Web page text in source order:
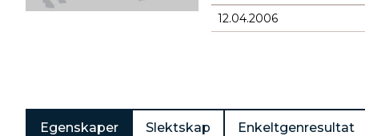
12.04.2006
Egenskaper Slektskap Enkeltgenresultat